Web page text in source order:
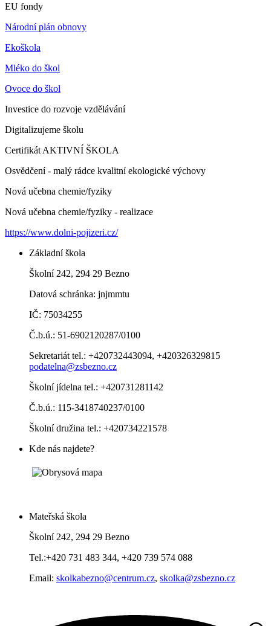
EU fondy
Národní plán obnovy
Ekoškola
Mléko do škol
Ovoce do škol
Investice do rozvoje vzdělávání
Digitalizujeme školu
Certifikát AKTIVNÍ ŠKOLA
Osvědčení - malý rádce kvalitní ekologické výchovy
Nová učebna chemie/fyziky
Nová učebna chemie/fyziky - realizace
https://www.dolni-pojizeri.cz/
Základní škola
Školní 242, 294 29 Bezno
Datová schránka: jnjmmtu
IČ: 75034255
Č.b.ú.: 51-6902120287/0100
Sekretariát tel.: +420732443094, +420326329815
podatelna@zsbezno.cz
Školní jídelna tel.: +420731281142
Č.b.ú.: 115-3418740237/0100
Školní družina tel.: +420734221578
Kde nás najdete?
Mateřská škola
Školní 242, 294 29 Bezno
Tel.:+420 731 483 344, +420 739 574 088
Email: skolkabezno@centrum.cz, skolka@zsbezno.cz